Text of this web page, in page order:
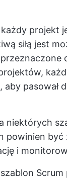
każdy projekt
siłą jest
pasował
niektórych
powinien
i